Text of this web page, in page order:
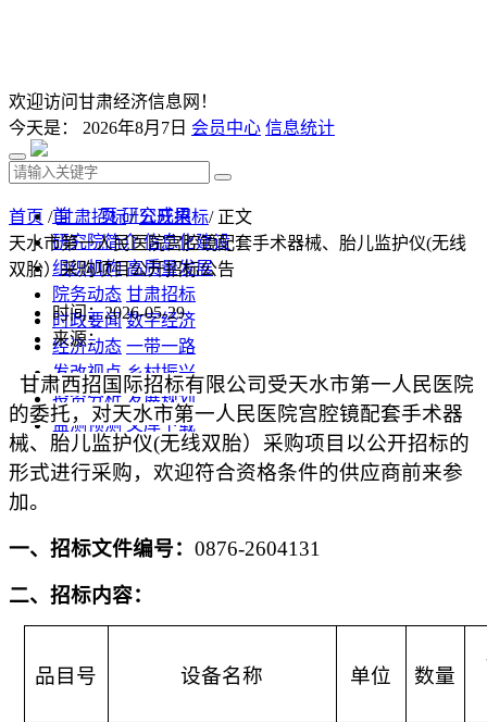
欢迎访问甘肃经济信息网！
今天是： 2026年8月7日 会员中心 信息统计
首 页 研究成果
研究院简介 信息化建设
组织机构 高质量发展
院务动态 甘肃招标
时政要闻 数字经济
经济动态 一带一路
发改视点 乡村振兴
投资分析 发展规划
监测预测 文库下载
首页 /甘肃招标/公开招标/ 正文
天水市第一人民医院宫腔镜配套手术器械、胎儿监护仪(无线
双胎）采购项目公开招标公告
时间：2026-05-29
来源：
甘肃西招国际招标有限公司受天水市第一人民医院
的委托， 对天水市第一人民医院宫腔镜配套手术器
械、胎儿监护仪(无线双胎）采购项目 以公开招标的
形式进行采购， 欢迎符合资格条件的供应商前来参
加。
一、 招标文件编号： 0876-2604131
二、 招标内容：
品目 号 设备名称 单位 数量